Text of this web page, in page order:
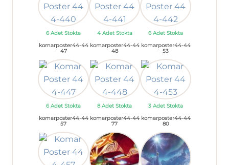
6 Adet Stokta 4 Adet Stokta
6 Adet Stokta
komarposter44-44
47
6 Adet Stokta
komarposter44-44
48
8 Adet Stokta
komarposter44-44
53
3 Adet Stokta
komarposter44-44
57
komarposter44-44
77
komarposter44-44
80